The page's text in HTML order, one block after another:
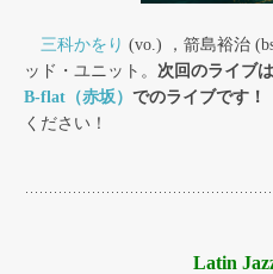
三科かをり (vo.) ，箭島裕治
ッド・ユニット。 次回のライブ
B-flat（赤坂） でのライブです！
ください！
Latin